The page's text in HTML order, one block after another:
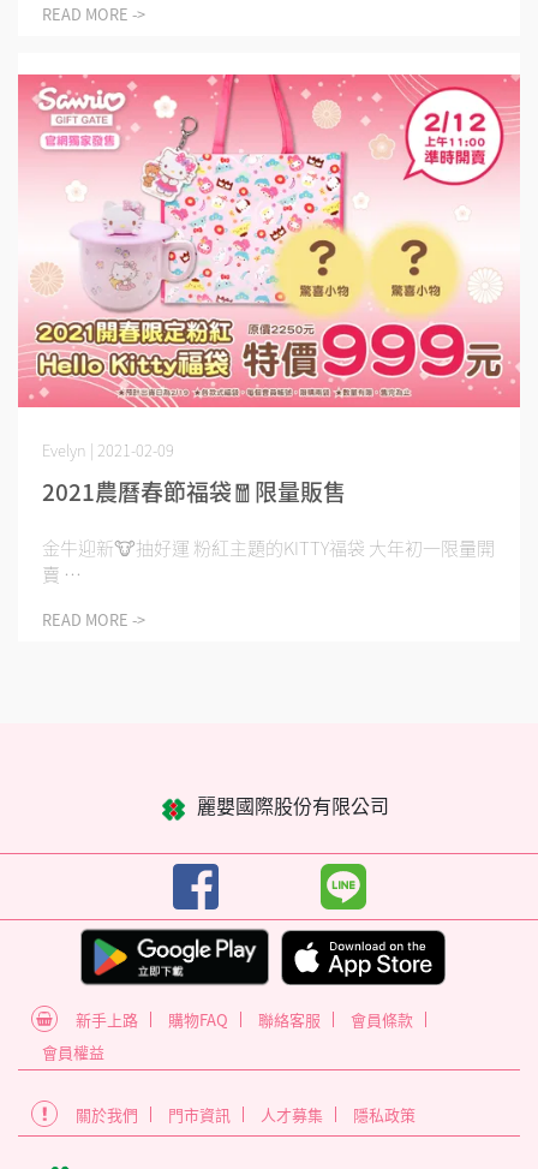
READ MORE ->
2021農曆春節福袋🧧限量販售
Evelyn | 2021-02-09
金牛迎新🐮抽好運 粉紅主題的KITTY福袋 大年初一限量開
賣 ⋯
READ MORE ->
麗嬰國際股份有限公司
新手上路 購物FAQ 聯絡客服
會員條款
會員權益
關於我們 門市資訊 人才募集 隱私政策